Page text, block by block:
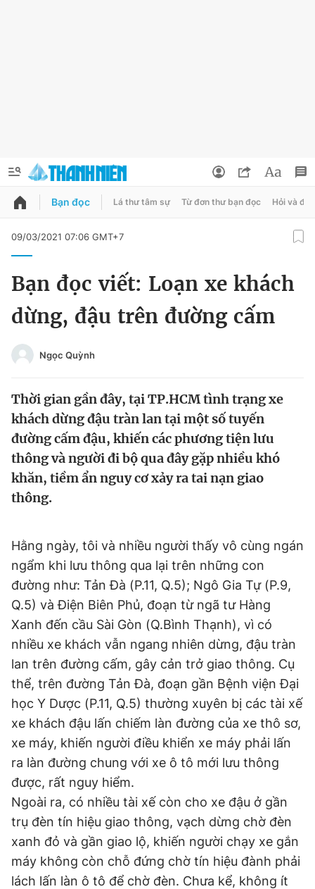
QUẢNG CÁO
Chuyên mục
Chào ngày mới
Tin thị trường Tin 360
Video Magazine
Sản phẩm khác
Thông tin tòa soạn Liên hệ quảng cáo
Đọc Thanh Niên trên điện thoại
Theo dõi báo trên
Hotline
0906 645 777
Liên hệ quảng cáo
0908 780 404
Đặt báo Quảng cáo RSS Tòa soạn Chính sách bảo
Tổng biên tập: Nguyễn Ngọc Toàn
Đổi mật khẩu
Tin đã lưu
Bạn đọc Lá thư tâm sự Từ đơn thư bạn đọc Hỏi và đáp
09/03/2021 07:06 GMT+7
Bạn đọc viết: Loạn xe khách
dừng, đậu trên đường cấm
Ngọc Quỳnh
Thời gian gần đây, tại TP.HCM tình trạng xe
khách dừng đậu tràn lan tại một số tuyến
đường cấm đậu, khiến các phương tiện lưu
thông và người đi bộ qua đây gặp nhiều khó
khăn, tiềm ẩn nguy cơ xảy ra tai nạn giao
thông.
Hằng ngày, tôi và nhiều người thấy vô cùng ngán
ngẩm khi lưu thông qua lại trên những con
đường như: Tản Đà (P.11, Q.5); Ngô Gia Tự (P.9,
Q.5) và Điện Biên Phủ, đoạn từ ngã tư Hàng
Xanh đến cầu Sài Gòn (Q.Bình Thạnh), vì có
nhiều xe khách vẫn ngang nhiên dừng, đậu tràn
lan trên đường cấm, gây cản trở giao thông. Cụ
thể, trên đường Tản Đà, đoạn gần Bệnh viện Đại
học Y Dược (P.11, Q.5) thường xuyên bị các tài xế
xe khách đậu lấn chiếm làn đường của xe thô sơ,
xe máy, khiến người điều khiển xe máy phải lấn
ra làn đường chung với xe ô tô mới lưu thông
được, rất nguy hiểm.
Ngoài ra, có nhiều tài xế còn cho xe đậu ở gần
trụ đèn tín hiệu giao thông, vạch dừng chờ đèn
xanh đỏ và gần giao lộ, khiến người chạy xe gắn
máy không còn chỗ đứng chờ tín hiệu đành phải
lách lấn làn ô tô để chờ đèn. Chưa kể, không ít